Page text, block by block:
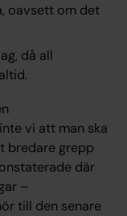
oavsett om det
då all
vi att man ska
bredare grepp
där
–
till den senare